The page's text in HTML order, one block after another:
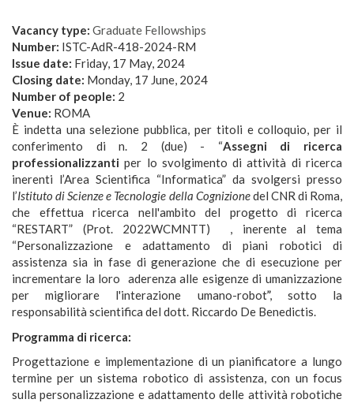
Vacancy type: Graduate Fellowships
Number: ISTC-AdR-418-2024-RM
Issue date: Friday, 17 May, 2024
Closing date: Monday, 17 June, 2024
Number of people: 2
Venue: ROMA
È indetta una selezione pubblica, per titoli e colloquio, per il
conferimento di n. 2 (due) - “Assegni di ricerca
professionalizzantiper lo svolgimento di attività di ricerca
inerenti l’Area Scientifica “Informatica” da svolgersi presso
l’Istituto di Scienze e Tecnologie della Cognizionedel CNR di Roma,
che effettua ricerca nell'ambito del progetto di ricerca
“RESTART” (Prot. 2022WCMNTT) , inerente al tema
“Personalizzazione e adattamento di piani robotici di
assistenza sia in fase di generazione che di esecuzione per
incrementare la loro aderenza alle esigenze di umanizzazione
per migliorare l'interazione umano-robot”,
sotto la
responsabilità scientifica del dott. Riccardo De Benedictis.
Programma di ricerca:
Progettazione e implementazione di un pianificatore a lungo
termine per un sistema robotico di assistenza, con un focus
sulla personalizzazione e adattamento delle attività robotiche